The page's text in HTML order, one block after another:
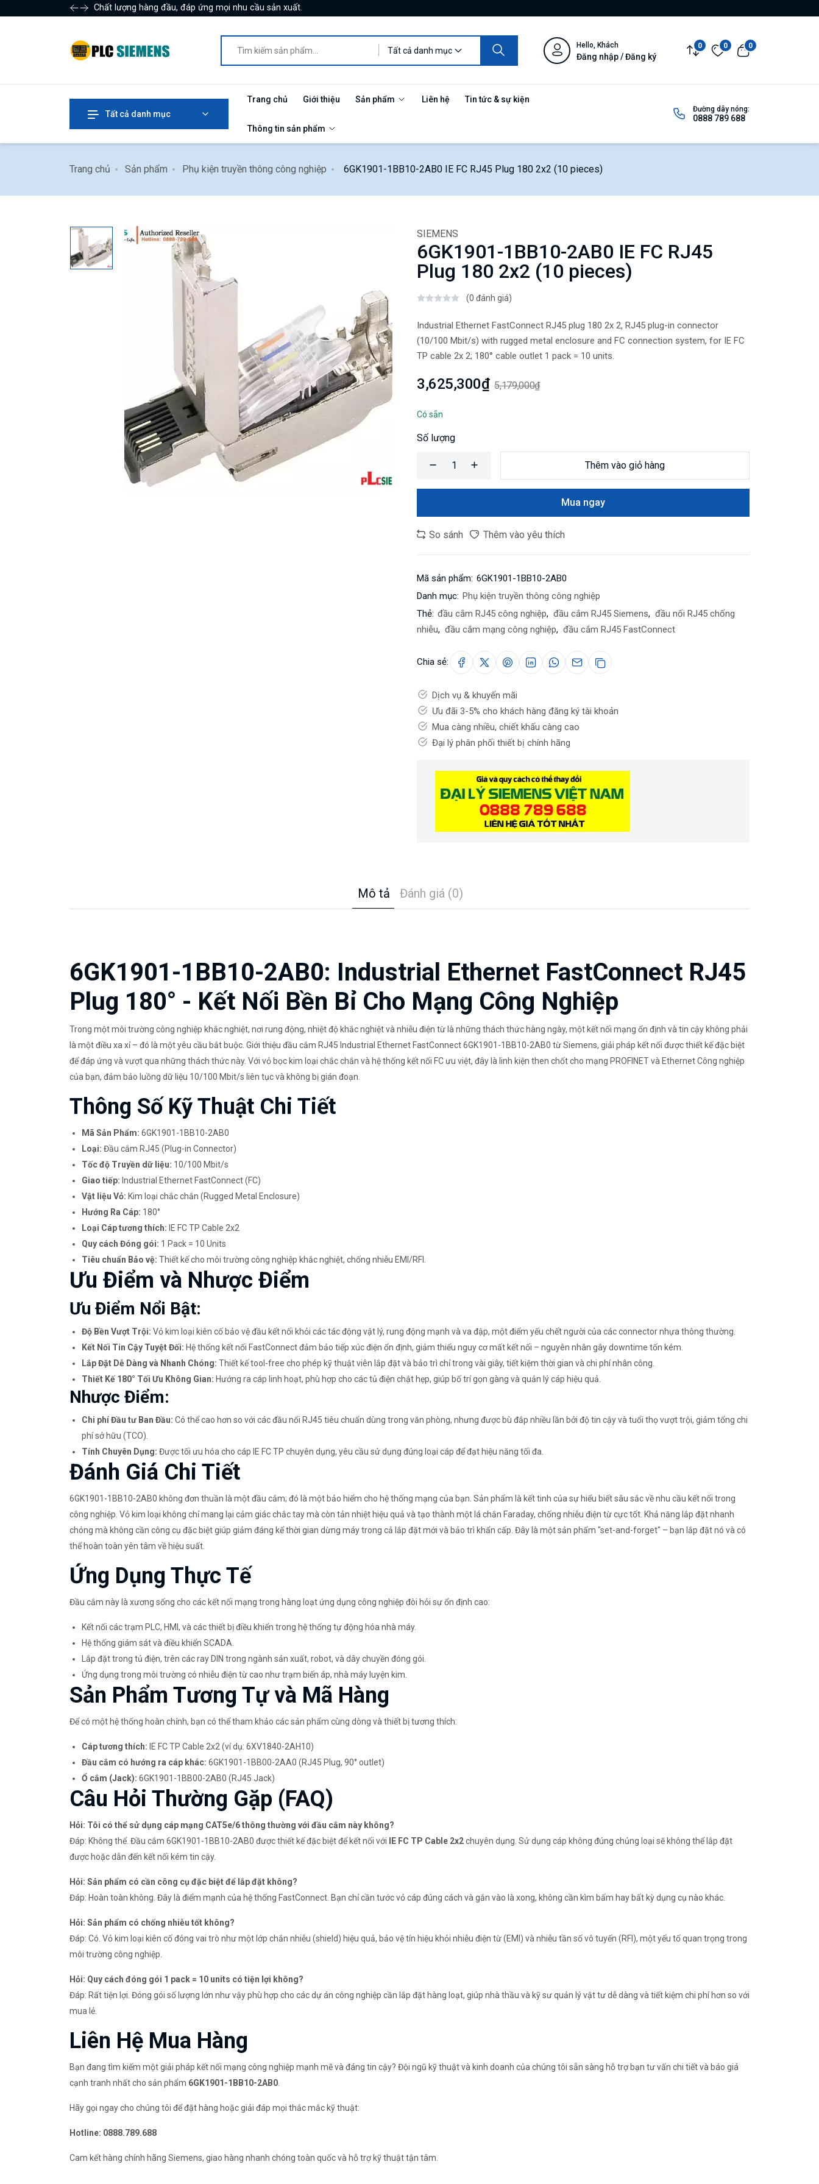
Chất lượng hàng đầu, đáp ứng mọi nhu cầu sản xuất.
Tất cả danh mục
Hello, Khách
Đăng nhập / Đăng ký
0 0 0
Tất cả danh mục
Trang chủ Giới thiệu Sản phẩm Liên hệ Tin tức & sự kiện
Thông tin sản phẩm
Đường dây nóng:
0888 789 688
Trang chủ Sản phẩm Phụ kiện truyền thông công nghiệp 6GK1901-1BB10-2AB0 IE FC RJ45 Plug 180 2x2 (10 pieces)
SIEMENS
6GK1901-1BB10-2AB0 IE FC RJ45
Plug 180 2x2 (10 pieces)
(0 đánh giá)
Industrial Ethernet FastConnect RJ45 plug 180 2x 2, RJ45 plug-in connector
(10/100 Mbit/s) with rugged metal enclosure and FC connection system, for IE FC
TP cable 2x 2; 180° cable outlet 1 pack = 10 units.
3,625,300₫ 5,179,000₫
Có sẵn
Số lượng
Thêm vào giỏ hàng
Mua ngay
So sánh Thêm vào yêu thích
Mã sản phẩm: 6GK1901-1BB10-2AB0
Danh mục: Phụ kiện truyền thông công nghiệp
Thẻ: đầu cắm RJ45 công nghiệp, đầu cắm RJ45 Siemens, đầu nối RJ45 chống
nhiễu, đầu cắm mạng công nghiệp, đầu cắm RJ45 FastConnect
Chia sẻ:
Dịch vụ & khuyến mãi
Ưu đãi 3-5% cho khách hàng đăng ký tài khoản
Mua càng nhiều, chiết khấu càng cao
Đại lý phân phối thiết bị chính hãng
Mô tả Đánh giá (0)
6GK1901-1BB10-2AB0: Industrial Ethernet FastConnect RJ45
Plug 180° - Kết Nối Bền Bỉ Cho Mạng Công Nghiệp
Trong một môi trường công nghiệp khắc nghiệt, nơi rung động, nhiệt độ khắc nghiệt và nhiễu điện từ là những thách thức hàng ngày, một kết nối mạng ổn định và tin cậy không phải
là một điều xa xỉ – đó là một yêu cầu bắt buộc. Giới thiệu đầu cắm RJ45 Industrial Ethernet FastConnect 6GK1901-1BB10-2AB0 từ Siemens, giải pháp kết nối được thiết kế đặc biệt
để đáp ứng và vượt qua những thách thức này. Với vỏ bọc kim loại chắc chắn và hệ thống kết nối FC ưu việt, đây là linh kiện then chốt cho mạng PROFINET và Ethernet Công nghiệp
của bạn, đảm bảo luồng dữ liệu 10/100 Mbit/s liên tục và không bị gián đoạn.
Thông Số Kỹ Thuật Chi Tiết
Mã Sản Phẩm: 6GK1901-1BB10-2AB0
Loại: Đầu cắm RJ45 (Plug-in Connector)
Tốc độ Truyền dữ liệu: 10/100 Mbit/s
Giao tiếp: Industrial Ethernet FastConnect (FC)
Vật liệu Vỏ: Kim loại chắc chắn (Rugged Metal Enclosure)
Hướng Ra Cáp: 180°
Loại Cáp tương thích: IE FC TP Cable 2x2
Quy cách Đóng gói: 1 Pack = 10 Units
Tiêu chuẩn Bảo vệ: Thiết kế cho môi trường công nghiệp khắc nghiệt, chống nhiễu EMI/RFI.
Ưu Điểm và Nhược Điểm
Ưu Điểm Nổi Bật:
Độ Bền Vượt Trội: Vỏ kim loại kiên cố bảo vệ đầu kết nối khỏi các tác động vật lý, rung động mạnh và va đập, một điểm yếu chết người của các connector nhựa thông thường.
Kết Nối Tin Cậy Tuyệt Đối: Hệ thống kết nối FastConnect đảm bảo tiếp xúc điện ổn định, giảm thiểu nguy cơ mất kết nối – nguyên nhân gây downtime tốn kém.
Lắp Đặt Dễ Dàng và Nhanh Chóng: Thiết kế tool-free cho phép kỹ thuật viên lắp đặt và bảo trì chỉ trong vài giây, tiết kiệm thời gian và chi phí nhân công.
Thiết Kế 180° Tối Ưu Không Gian: Hướng ra cáp linh hoạt, phù hợp cho các tủ điện chật hẹp, giúp bố trí gọn gàng và quản lý cáp hiệu quả.
Nhược Điểm:
Chi phí Đầu tư Ban Đầu: Có thể cao hơn so với các đầu nối RJ45 tiêu chuẩn dùng trong văn phòng, nhưng được bù đắp nhiều lần bởi độ tin cậy và tuổi thọ vượt trội, giảm tổng chi
phí sở hữu (TCO).
Tính Chuyên Dụng: Được tối ưu hóa cho cáp IE FC TP chuyên dụng, yêu cầu sử dụng đúng loại cáp để đạt hiệu năng tối đa.
Đánh Giá Chi Tiết
6GK1901-1BB10-2AB0 không đơn thuần là một đầu cắm; đó là một bảo hiểm cho hệ thống mạng của bạn. Sản phẩm là kết tinh của sự hiểu biết sâu sắc về nhu cầu kết nối trong
công nghiệp. Vỏ kim loại không chỉ mang lại cảm giác chắc tay mà còn tản nhiệt hiệu quả và tạo thành một lá chắn Faraday, chống nhiễu điện từ cực tốt. Khả năng lắp đặt nhanh
chóng mà không cần công cụ đặc biệt giúp giảm đáng kể thời gian dừng máy trong cả lắp đặt mới và bảo trì khẩn cấp. Đây là một sản phẩm "set-and-forget" – bạn lắp đặt nó và có
thể hoàn toàn yên tâm về hiệu suất.
Ứng Dụng Thực Tế
Đầu cắm này là xương sống cho các kết nối mạng trong hàng loạt ứng dụng công nghiệp đòi hỏi sự ổn định cao:
Kết nối các trạm PLC, HMI, và các thiết bị điều khiển trong hệ thống tự động hóa nhà máy.
Hệ thống giám sát và điều khiển SCADA.
Lắp đặt trong tủ điện, trên các ray DIN trong ngành sản xuất, robot, và dây chuyền đóng gói.
Ứng dụng trong môi trường có nhiễu điện từ cao như trạm biến áp, nhà máy luyện kim.
Sản Phẩm Tương Tự và Mã Hàng
Để có một hệ thống hoàn chỉnh, bạn có thể tham khảo các sản phẩm cùng dòng và thiết bị tương thích:
Cáp tương thích: IE FC TP Cable 2x2 (ví dụ: 6XV1840-2AH10)
Đầu cắm có hướng ra cáp khác: 6GK1901-1BB00-2AA0 (RJ45 Plug, 90° outlet)
Ổ cắm (Jack): 6GK1901-1BB00-2AB0 (RJ45 Jack)
Câu Hỏi Thường Gặp (FAQ)
Hỏi: Tôi có thể sử dụng cáp mạng CAT5e/6 thông thường với đầu cắm này không?
Đáp: Không thể. Đầu cắm 6GK1901-1BB10-2AB0 được thiết kế đặc biệt để kết nối với
IE FC TP Cable 2x2chuyên dụng. Sử dụng cáp không đúng chủng loại sẽ không thể lắp đặt
được hoặc dẫn đến kết nối kém tin cậy.
Hỏi: Sản phẩm có cần công cụ đặc biệt để lắp đặt không?
Đáp: Hoàn toàn không. Đây là điểm mạnh của hệ thống FastConnect. Bạn chỉ cần tước vỏ cáp đúng cách và gắn vào là xong, không cần kìm bấm hay bất kỳ dụng cụ nào khác.
Hỏi: Sản phẩm có chống nhiễu tốt không?
Đáp: Có. Vỏ kim loại kiên cố đóng vai trò như một lớp chắn nhiễu (shield) hiệu quả, bảo vệ tín hiệu khỏi nhiễu điện từ (EMI) và nhiễu tần số vô tuyến (RFI), một yếu tố quan trọng trong
môi trường công nghiệp.
Hỏi: Quy cách đóng gói 1 pack = 10 units có tiện lợi không?
Đáp: Rất tiện lợi. Đóng gói số lượng lớn như vậy phù hợp cho các dự án công nghiệp cần lắp đặt hàng loạt, giúp nhà thầu và kỹ sư quản lý vật tư dễ dàng và tiết kiệm chi phí hơn so với
mua lẻ.
Liên Hệ Mua Hàng
Bạn đang tìm kiếm một giải pháp kết nối mạng công nghiệp mạnh mẽ và đáng tin cậy? Đội ngũ kỹ thuật và kinh doanh của chúng tôi sẵn sàng hỗ trợ bạn tư vấn chi tiết và báo giá
cạnh tranh nhất cho sản phẩm 6GK1901-1BB10-2AB0
Hãy gọi ngay cho chúng tôi để đặt hàng hoặc giải đáp mọi thắc mắc kỹ thuật:
Hotline: 0888.789.688
Cam kết hàng chính hãng Siemens, giao hàng nhanh chóng toàn quốc và hỗ trợ kỹ thuật tận tâm.